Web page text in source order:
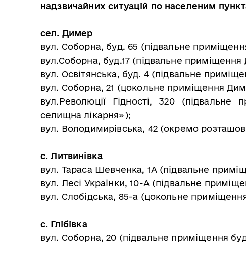
надзвичайних ситуацій по населеним
сел. Димер
вул. Соборна, буд. 65 (підвальне
вул.Соборна, буд.17 (підвальне
вул. Освітянська, буд. 4 (підвальне
вул. Соборна, 21 (цокольне приміщення
вул.Революції Гідності, 320
селищна лікарня»);
вул. Володимирівська, 42 (окремо
с. Литвинівка
вул. Тараса Шевченка, 1А (підвальне
вул. Лесі Українки, 10-А (підвальне
вул. Слобідська, 85-а (цокольне
с. Глібівка
вул. Соборна, 20 (підвальне приміщення